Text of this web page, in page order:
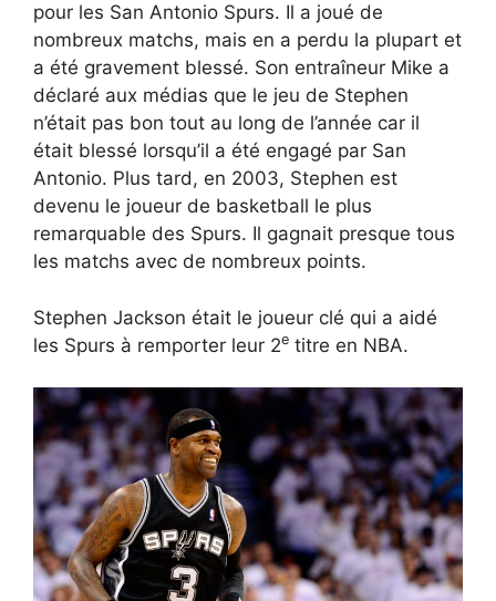
pour les San Antonio Spurs. Il a joué de
nombreux matchs, mais en a perdu la plupart et
a été gravement blessé. Son entraîneur Mike a
déclaré aux médias que le jeu de Stephen
n’était pas bon tout au long de l’année car il
était blessé lorsqu’il a été engagé par San
Antonio. Plus tard, en 2003, Stephen est
devenu le joueur de basketball le plus
remarquable des Spurs. Il gagnait presque tous
les matchs avec de nombreux points.
Stephen Jackson était le joueur clé qui a aidé
les Spurs à remporter leur 2e titre en NBA.